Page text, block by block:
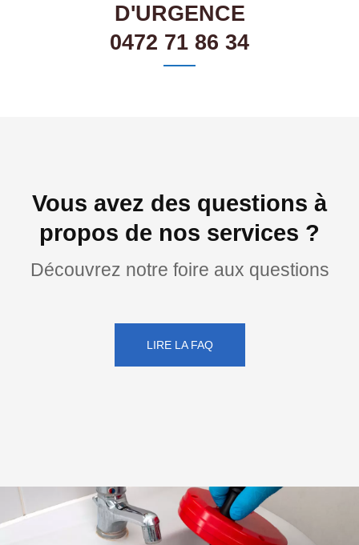
D'URGENCE
0472 71 86 34
Vous avez des questions à
propos de nos services ?
Découvrez notre foire aux questions
LIRE LA FAQ